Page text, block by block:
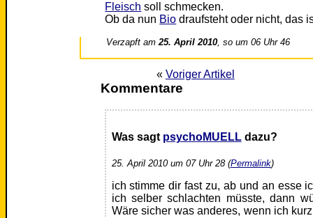
Fleisch soll schmecken.
Ob da nun Bio draufsteht oder nicht, das
Verzapft am25. April 2010, so um 06 Uhr 46
« Voriger Artikel
Kommentare
Was sagt psychoMUELLdazu?
25. April 2010 um 07 Uhr 28 (Permalink)
ich stimme dir fast zu, ab und an esse
ich selber schlachten müsste, dann
Wäre sicher was anderes, wenn ich